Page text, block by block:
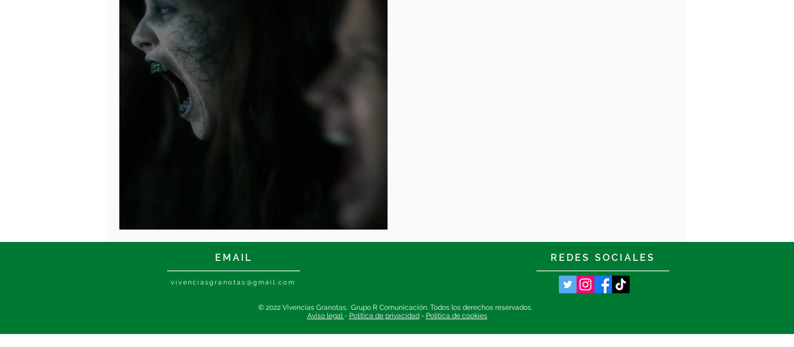
“Los centrales del Levante”
EMAIL
vivenciasgranotas@gmail.com
REDES SOCIALES
© 2022 Vivencias Granotas. Grupo R Comunicación. Todos los derechos reservados.
Aviso legal- Política de privacidad- Política de cookies